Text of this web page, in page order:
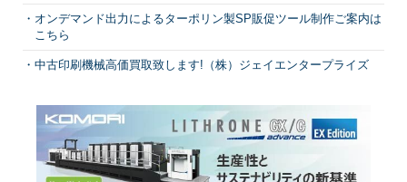
オンデマンド出力によるターポリン製SP販促ツール制作ご案内は
こちら
中古印刷機械高価買取致します!（株）ジェイエンタープライズ